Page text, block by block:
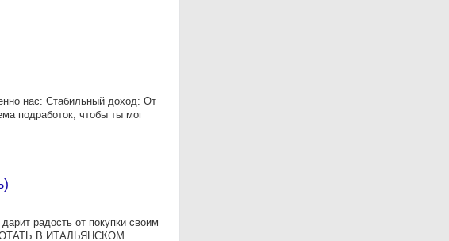
нас: Стабильный доход: От
подработок, чтобы ты мог
радость от покупки своим
В ИТАЛЬЯНСКОМ